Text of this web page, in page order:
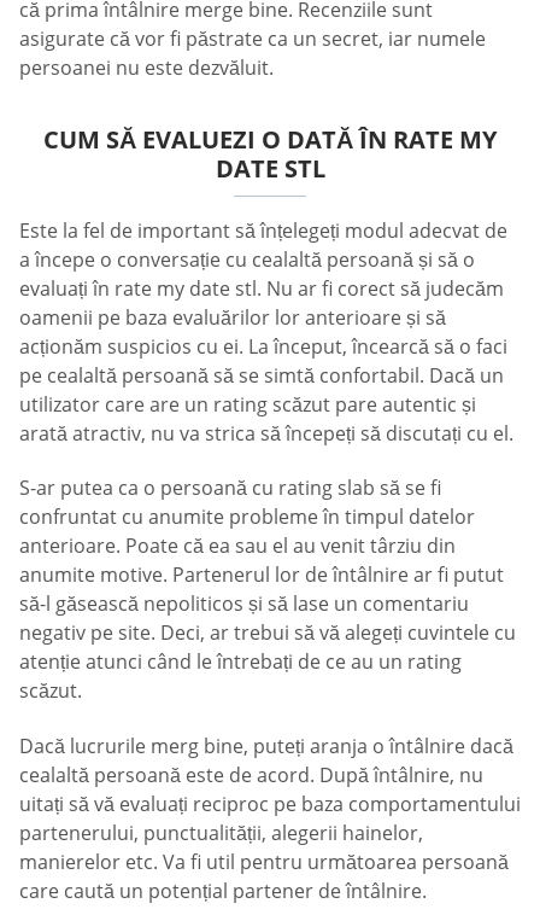
că prima întâlnire merge bine. Recenziile sunt
asigurate că vor fi păstrate ca un secret, iar numele
persoanei nu este dezvăluit.
CUM SĂ EVALUEZI O DATĂ ÎN RATE MY
DATE STL
Este la fel de important să înțelegeți modul adecvat de
a începe o conversație cu cealaltă persoană și să o
evaluați în rate my date stl. Nu ar fi corect să judecăm
oamenii pe baza evaluărilor lor anterioare și să
acționăm suspicios cu ei. La început, încearcă să o faci
pe cealaltă persoană să se simtă confortabil. Dacă un
utilizator care are un rating scăzut pare autentic și
arată atractiv, nu va strica să începeți să discutați cu el.
S-ar putea ca o persoană cu rating slab să se fi
confruntat cu anumite probleme în timpul datelor
anterioare. Poate că ea sau el au venit târziu din
anumite motive. Partenerul lor de întâlnire ar fi putut
să-l găsească nepoliticos și să lase un comentariu
negativ pe site. Deci, ar trebui să vă alegeți cuvintele cu
atenție atunci când le întrebați de ce au un rating
scăzut.
Dacă lucrurile merg bine, puteți aranja o întâlnire dacă
cealaltă persoană este de acord. După întâlnire, nu
uitați să vă evaluați reciproc pe baza comportamentului
partenerului, punctualității, alegerii hainelor,
manierelor etc. Va fi util pentru următoarea persoană
care caută un potențial partener de întâlnire.